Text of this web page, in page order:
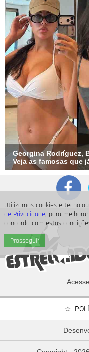
Utilizamos cookies e
de Privacidade, para
concorda com estas
Prosseguir
Georgina Rodríguez,
Veja as famosas que